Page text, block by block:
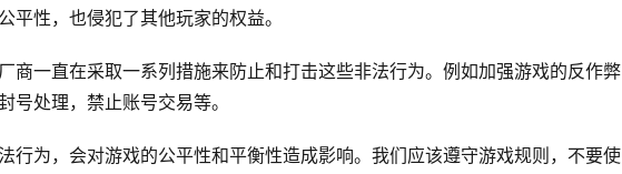
平性，也侵犯了其他玩家的权益。
商一直在采取一系列措施来防止和打击这些非法行为。例如加强游戏的反作弊
号处理，禁止账号交易等。
行为，会对游戏的公平性和平衡性造成影响。我们应该遵守游戏规则，不要使